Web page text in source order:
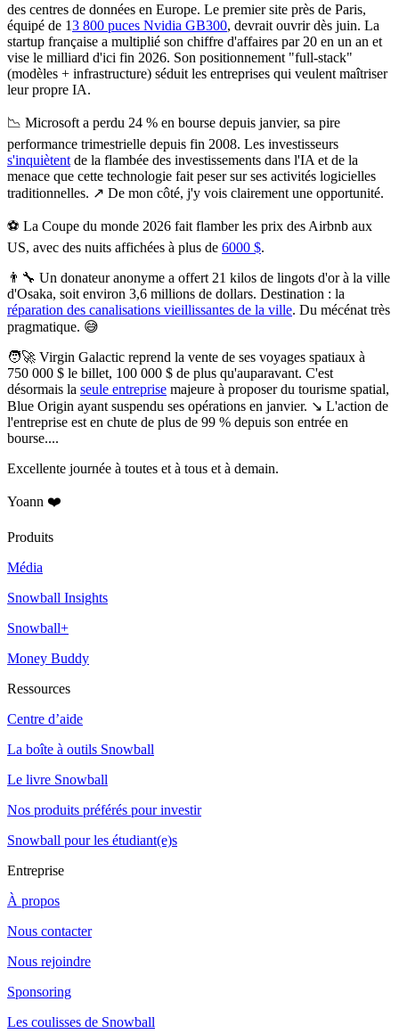
des centres de données en Europe. Le premier site près de Paris,
équipé de 13 800 puces Nvidia GB300, devrait ouvrir dès juin. La
startup française a multiplié son chiffre d'affaires par 20 en un an et
vise le milliard d'ici fin 2026. Son positionnement "full-stack"
(modèles + infrastructure) séduit les entreprises qui veulent maîtriser
leur propre IA.
📉 Microsoft a perdu 24 % en bourse depuis janvier, sa pire
performance trimestrielle depuis fin 2008. Les investisseurs
s'inquiètent de la flambée des investissements dans l'IA et de la
menace que cette technologie fait peser sur ses activités logicielles
traditionnelles. ↗️ De mon côté, j'y vois clairement une opportunité.
⚽️ La Coupe du monde 2026 fait flamber les prix des Airbnb aux
US, avec des nuits affichées à plus de 6000 $.
👨‍🔧 Un donateur anonyme a offert 21 kilos de lingots d'or à la ville
d'Osaka, soit environ 3,6 millions de dollars. Destination : la
réparation des canalisations vieillissantes de la ville. Du mécénat très
pragmatique. 😅
🧑‍🚀 Virgin Galactic reprend la vente de ses voyages spatiaux à
750 000 $ le billet, 100 000 $ de plus qu'auparavant. C'est
désormais la seule entreprise majeure à proposer du tourisme spatial,
Blue Origin ayant suspendu ses opérations en janvier. ↘️ L'action de
l'entreprise est en chute de plus de 99 % depuis son entrée en
bourse....
Excellente journée à toutes et à tous et à demain.
Yoann ❤️
Produits
Média
Snowball Insights
Snowball+
Money Buddy
Ressources
Centre d’aide
La boîte à outils Snowball
Le livre Snowball
Nos produits préférés pour investir
Snowball pour les étudiant(e)s
Entreprise
À propos
Nous contacter
Nous rejoindre
Sponsoring
Les coulisses de Snowball